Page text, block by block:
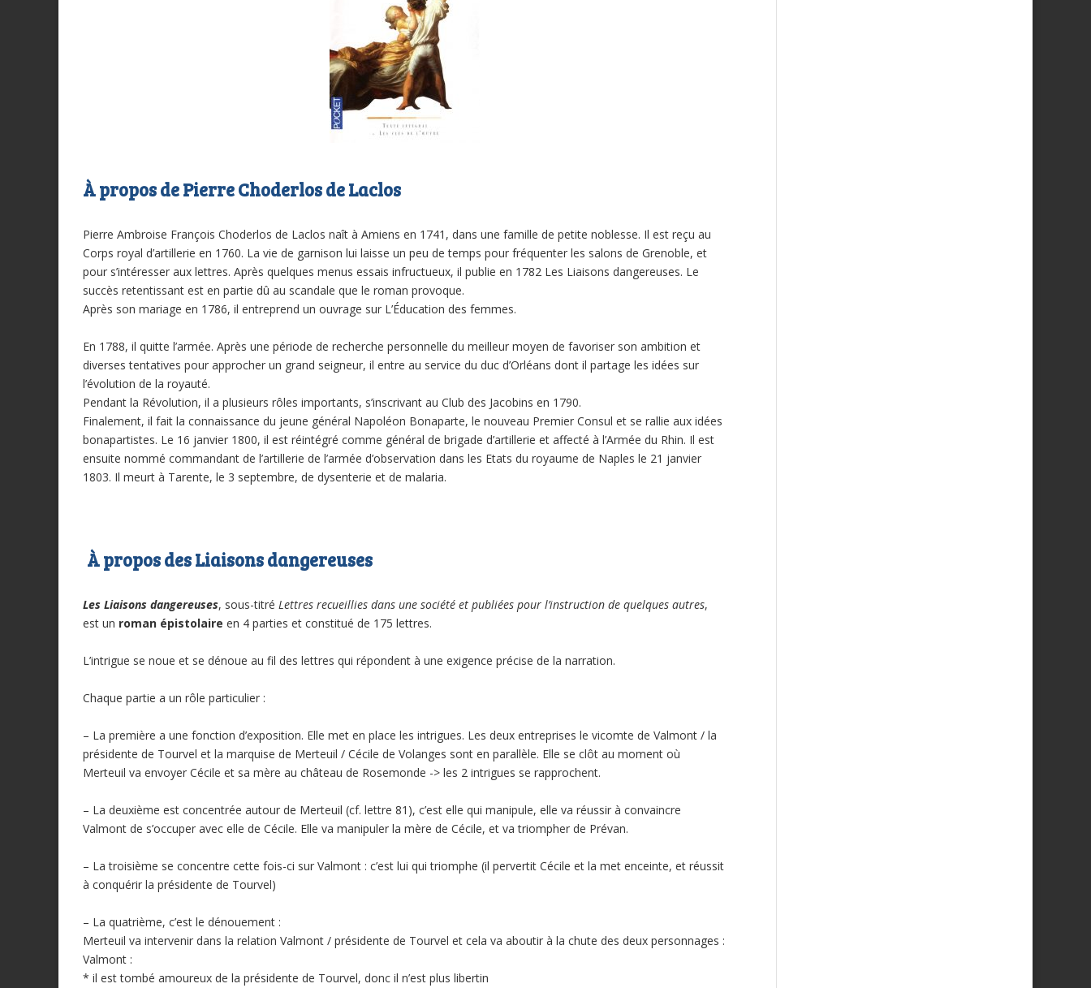
À propos de Pierre Choderlos de Laclos
Pierre Ambroise François Choderlos de Laclos naît à Amiens en 1741, dans une famille de petite noblesse. Il est reçu au
Corps royal d’artillerie en 1760. La vie de garnison lui laisse un peu de temps pour fréquenter les salons de Grenoble, et
pour s’intéresser aux lettres. Après quelques menus essais infructueux, il publie en 1782 Les Liaisons dangereuses. Le
succès retentissant est en partie dû au scandale que le roman provoque.
Après son mariage en 1786, il entreprend un ouvrage sur L’Éducation des femmes.
En 1788, il quitte l’armée. Après une période de recherche personnelle du meilleur moyen de favoriser son ambition et
diverses tentatives pour approcher un grand seigneur, il entre au service du duc d’Orléans dont il partage les idées sur
l’évolution de la royauté.
Pendant la Révolution, il a plusieurs rôles importants, s’inscrivant au Club des Jacobins en 1790.
Finalement, il fait la connaissance du jeune général Napoléon Bonaparte, le nouveau Premier Consul et se rallie aux idées
bonapartistes. Le 16 janvier 1800, il est réintégré comme général de brigade d’artillerie et affecté à l’Armée du Rhin. Il est
ensuite nommé commandant de l’artillerie de l’armée d’observation dans les Etats du royaume de Naples le 21 janvier
1803. Il meurt à Tarente, le 3 septembre, de dysenterie et de malaria.
À propos des Liaisons dangereuses
Les Liaisons dangereuses, sous-titré Lettres recueillies dans une société et publiées pour l’instruction de quelques autres,
est un roman épistolaire en 4 parties et constitué de 175 lettres.
L’intrigue se noue et se dénoue au fil des lettres qui répondent à une exigence précise de la narration.
Chaque partie a un rôle particulier :
– La première a une fonction d’exposition. Elle met en place les intrigues. Les deux entreprises le vicomte de Valmont / la
présidente de Tourvel et la marquise de Merteuil / Cécile de Volanges sont en parallèle. Elle se clôt au moment où
Merteuil va envoyer Cécile et sa mère au château de Rosemonde -> les 2 intrigues se rapprochent.
– La deuxième est concentrée autour de Merteuil (cf. lettre 81), c’est elle qui manipule, elle va réussir à convaincre
Valmont de s’occuper avec elle de Cécile. Elle va manipuler la mère de Cécile, et va triompher de Prévan.
– La troisième se concentre cette fois-ci sur Valmont : c’est lui qui triomphe (il pervertit Cécile et la met enceinte, et réussit
à conquérir la présidente de Tourvel)
– La quatrième, c’est le dénouement :
Merteuil va intervenir dans la relation Valmont / présidente de Tourvel et cela va aboutir à la chute des deux personnages :
Valmont :
* il est tombé amoureux de la présidente de Tourvel, donc il n’est plus libertin